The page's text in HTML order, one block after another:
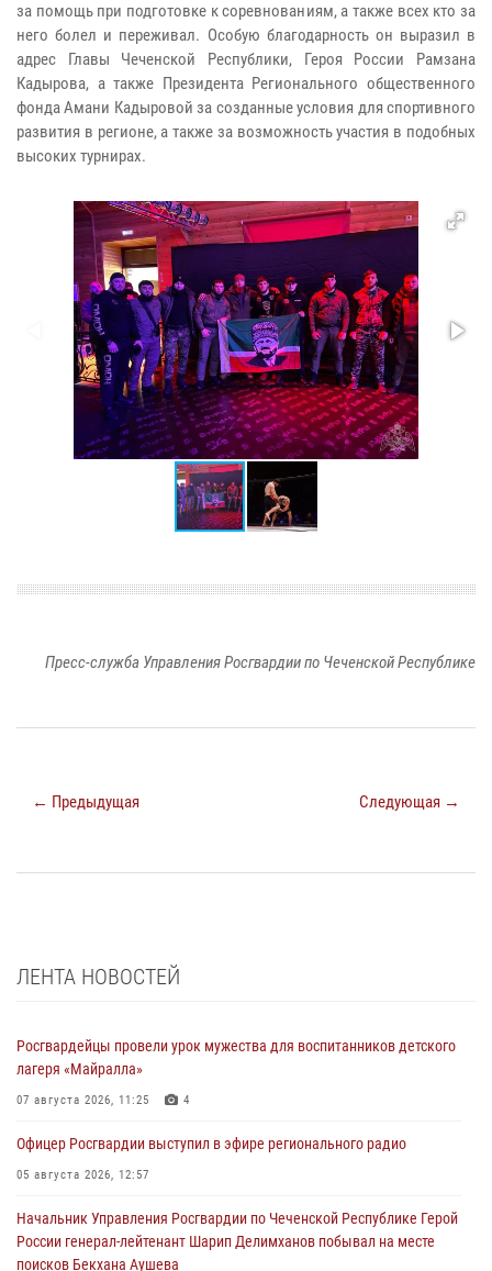
за помощь при подготовке к соревнованиям, а также всех кто за
него болел и переживал. Особую благодарность он выразил в
адрес Главы Чеченской Республики, Героя России Рамзана
Кадырова, а также Президента Регионального общественного
фонда Амани Кадыровой за созданные условия для спортивного
развития в регионе, а также за возможность участия в подобных
высоких турнирах.
Пресс-служба Управления Росгвардии по Чеченской Республике
← Предыдущая Следующая →
ЛЕНТА НОВОСТЕЙ
Росгвардейцы провели урок мужества для воспитанников детского
лагеря «Майралла»
07 августа 2026, 11:25 4
Офицер Росгвардии выступил в эфире регионального радио
05 августа 2026, 12:57
Начальник Управления Росгвардии по Чеченской Республике Герой
России генерал-лейтенант Шарип Делимханов побывал на месте
поисков Бекхана Аушева